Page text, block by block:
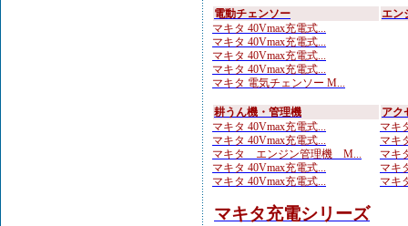
電動チェンソー
マキタ 40Vmax充電式...
マキタ 40Vmax充電式...
マキタ 40Vmax充電式...
マキタ 40Vmax充電式...
マキタ 電気チェンソー M...
エン
耕うん機・管理機
マキタ 40Vmax充電式...
マキタ 40Vmax充電式...
マキタ エンジン管理機 M...
マキタ 40Vmax充電式...
マキタ 40Vmax充電式...
アク
マキ
マキ
マキ
マキ
マキ
マキタ充電シリーズ